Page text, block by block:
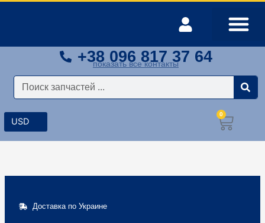
+38 096 817 37 64
показать все контакты
Поиск
0
Доставка по Украине